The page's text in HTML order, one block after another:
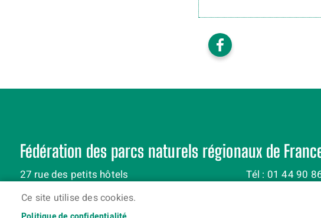
Ce site utilise des cookies.
Fédération des parcs naturels régionaux de
27 rue des petits hôtels
Tél : 01 44 90